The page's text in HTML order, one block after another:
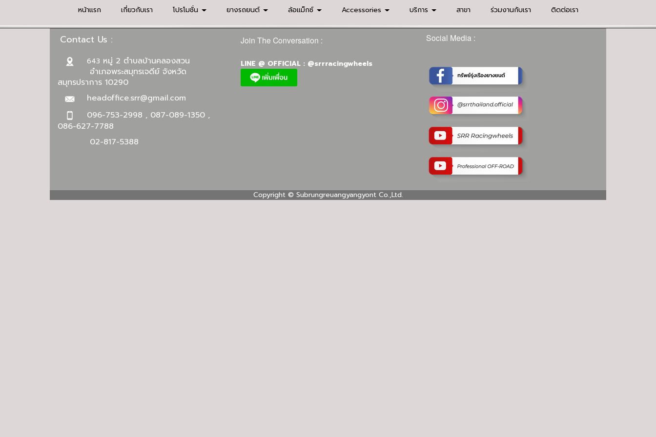
หน้าแรก เกี่ยวกับเรา โปรโมชั่น ยางรถยนต์ ล้อแม็กซ์ Accessories บริการ สาขา ร่วมงานกับเรา ติดต่อเรา
Contact Us :
643 หมู่ 2 ตำบลบ้านคลองสวน
อำเภอพระสมุทรเจดีย์ จังหวัด
สมุทรปราการ 10290
headoffice.srr@gmail.com
096-753-2998 , 087-089-1350 ,
086-627-7788
02-817-5388
Join The Conversation :
LINE @ OFFICIAL : @srrracingwheels
Social Media :
Copyright © Subrungreuangyangyont Co.,Ltd.